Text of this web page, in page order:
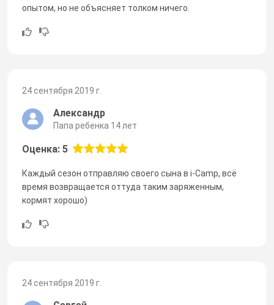
опытом, но не объясняет толком ничего.
24 сентября 2019 г.
Александр
Папа ребенка 14 лет
Оценка: 5
Каждый сезон отправляю своего сына в i-Camp, всё
время возвращается оттуда таким заряженным,
кормят хорошо)
24 сентября 2019 г.